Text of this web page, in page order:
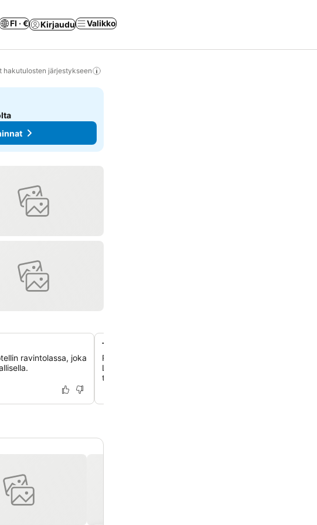
FI · € Kirjaudu Valikko
hakutulosten järjestykseen
ravintolassa, joka
Terassi kaupunkinäköalalla
Rentoudu hotellin terassilla, josta avautuu viehättävä
Luxemburgin kaupunkiin ja joka on täydellinen paikka
tarkkailuun.